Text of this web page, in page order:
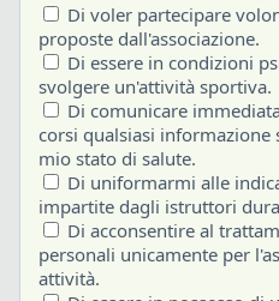
Di voler partecipare
proposte dall'associazione.
Di essere in condizioni
svolgere un'attività sportiva.
Di comunicare
corsi qualsiasi informazione
mio stato di salute.
Di uniformarmi alle
impartite dagli istruttori
Di acconsentire al
personali unicamente per
attività.